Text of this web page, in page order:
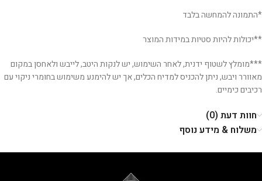
*התמונה להמחשה בלבד
**יכולות להיות סטיות במידות המוצר
***מומלץ לשטוף ידנית, לאחר השימוש, יש לנקות היטב, לייבש ולאחסן במקום
מאוורר ויבש, ניתן להכניס למדיח הכלים, אך יש להימנע משימוש בחומרי ניקוי עם
רכיבים כימיים.
חוות דעת (0)
משלוח & מידע נוסף